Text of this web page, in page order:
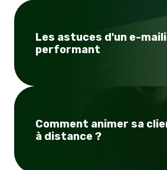
Les astuces d'un e-
performant
Comment animer sa
à distance ?